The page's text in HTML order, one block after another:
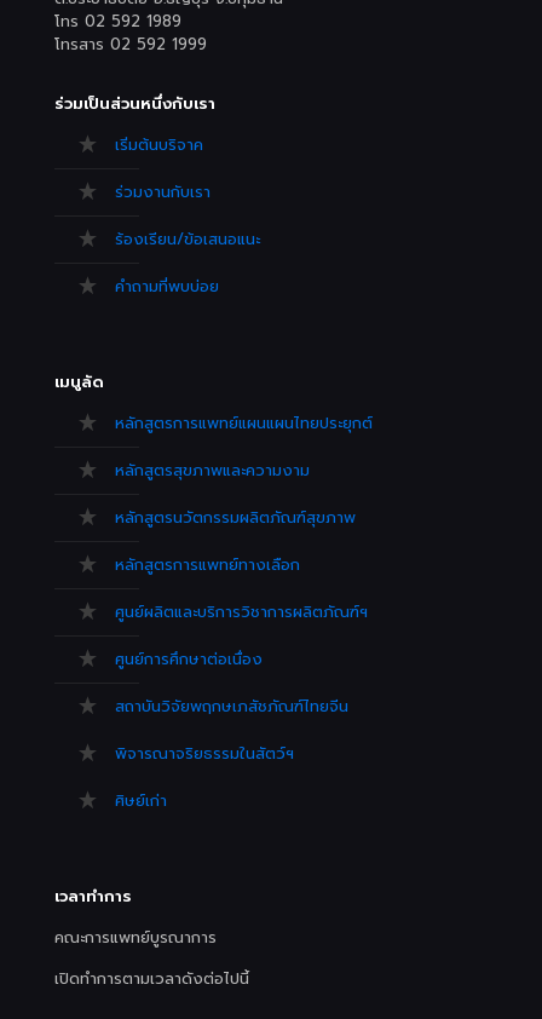
โทร 02 592 1989
โทรสาร 02 592 1999
ร่วมเป็นส่วนหนึ่งกับเรา
เริ่มต้นบริจาค
ร่วมงานกับเรา
ร้องเรียน/ข้อเสนอแนะ
คำถามที่พบบ่อย
เมนูลัด
หลักสูตรการแพทย์แผนแผนไทยประยุกต์
หลักสูตรสุขภาพและความงาม
หลักสูตรนวัตกรรมผลิตภัณฑ์สุขภาพ
หลักสูตรการแพทย์ทางเลือก
ศูนย์ผลิตและบริการวิชาการผลิตภัณฑ์ฯ
ศูนย์การศึกษาต่อเนื่อง
สถาบันวิจัยพฤกษเภสัชภัณฑ์ไทยจีน
พิจารณาจริยธรรมในสัตว์ฯ
ศิษย์เก่า
เวลาทำการ
คณะการแพทย์บูรณาการ
เปิดทำการตามเวลาดังต่อไปนี้